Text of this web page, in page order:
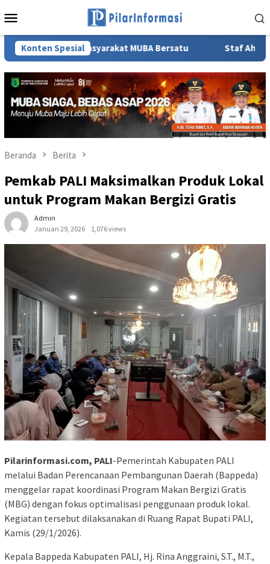
ke
Mobile
Konten Spesial
Masyarakat MUBA Bersatu Staf Ahli TP PKK
Beranda Berita
Pemkab PALI Maksimalkan Produk Lokal
untuk Program Makan Bergizi Gratis
Admin
Januari 29, 2026
1,076 views
Pilarinformasi.com, PALI-Pemerintah Kabupaten PALI
melalui Badan Perencanaan Pembangunan Daerah (Bappeda)
menggelar rapat koordinasi Program Makan Bergizi Gratis
(MBG) dengan fokus optimalisasi penggunaan produk lokal.
Kegiatan tersebut dilaksanakan di Ruang Rapat Bupati PALI,
Kamis (29/1/2026).
Kepala Bappeda Kabupaten PALI, Hj. Rina Anggraini, S.T., M.T.,